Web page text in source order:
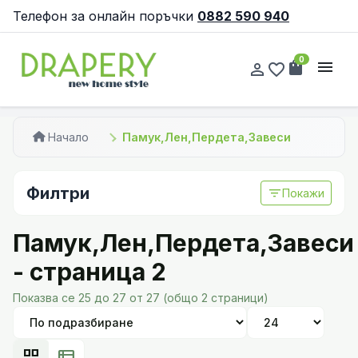
Телефон за онлайн поръчки 0882 590 940
person_outline favorite_border shopping_bag
0 menu
Начало Памук,Лен,Пердета,Завеси
Филтри filter_listПокажи
Памук,Лен,Пердета,Завеси
- страница 2
Показва се 25 до 27 от 27 (общо 2 страници)